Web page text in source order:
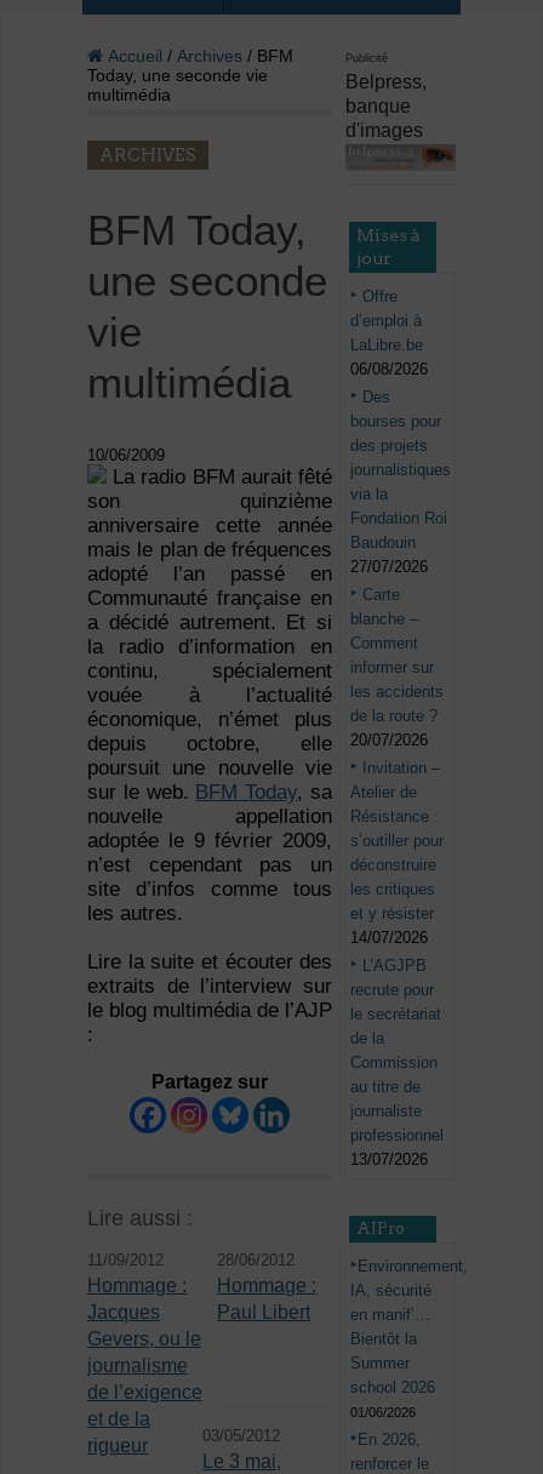
Accueil / Archives/ BFM
Today, une seconde vie
multimédia
ARCHIVES
BFM Today,
une seconde
vie
multimédia
10/06/2009
La radio BFM aurait fêté
son quinzième
anniversaire cette année
mais le plan de fréquences
adopté l’an passé en
Communauté française en
a décidé autrement. Et si
la radio d’information en
continu, spécialement
vouée à l’actualité
économique, n’émet plus
depuis octobre, elle
poursuit une nouvelle vie
sur le web. BFM Today, sa
nouvelle appellation
adoptée le 9 février 2009,
n’est cependant pas un
site d’infos comme tous
les autres.
Lire la suite et écouter des
extraits de l’interview sur
le blog multimédia de l’AJP
:
Partagez sur
Lire aussi :
11/09/2012
Hommage :
Jacques
Gevers, ou le
journalisme
de l’exigence
et de la
rigueur
28/06/2012
Hommage :
Paul Libert
03/05/2012
Le 3 mai,
Publicité
Belpress,
banque
d'images
Mises à
jour
Offre
d’emploi à
LaLibre.be
06/08/2026
Des
bourses pour
des projets
journalistiques
via la
Fondation Roi
Baudouin
27/07/2026
Carte
blanche –
Comment
informer sur
les accidents
de la route ?
20/07/2026
Invitation –
Atelier de
Résistance :
s’outiller pour
déconstruire
les critiques
et y résister
14/07/2026
L’AGJPB
recrute pour
le secrétariat
de la
Commission
au titre de
journaliste
professionnel
13/07/2026
AJPro
Environnement,
IA, sécurité
en manif’…
Bientôt la
Summer
school 2026
01/06/2026
En 2026,
renforcer le